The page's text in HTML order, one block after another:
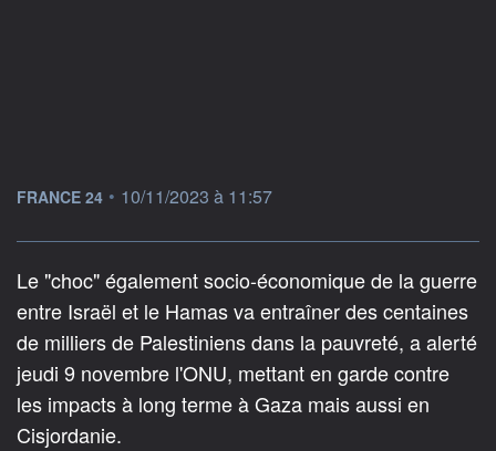
information fournie par
FRANCE 24 • 10/11/2023 à 11:57
Le "choc" également socio-économique de la guerre
entre Israël et le Hamas va entraîner des centaines
de milliers de Palestiniens dans la pauvreté, a alerté
jeudi 9 novembre l'ONU, mettant en garde contre
les impacts à long terme à Gaza mais aussi en
Cisjordanie.